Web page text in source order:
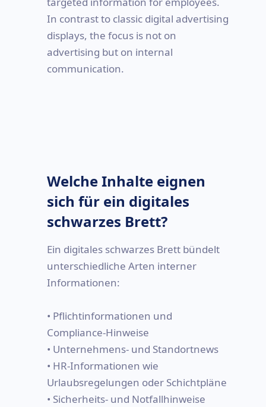
In contrast to classic digital advertising
displays, the focus is not on
advertising but on internal
communication.
Welche Inhalte eignen
sich für ein digitales
schwarzes Brett?
Ein digitales schwarzes Brett bündelt
unterschiedliche Arten interner
Informationen:
• Pflichtinformationen und
Compliance-Hinweise
• Unternehmens- und Standortnews
• HR-Informationen wie
Urlaubsregelungen oder Schichtpläne
• Sicherheits- und Notfallhinweise